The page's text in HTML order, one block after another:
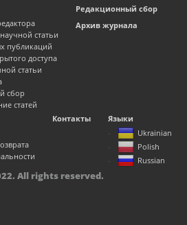
статьи
публикаций
доступа
статьи
сбор
статей
Редакционный сбор
Архив журнала
Контакты
Языки
Ukrainian
Polish
Russian
All rights reserved.